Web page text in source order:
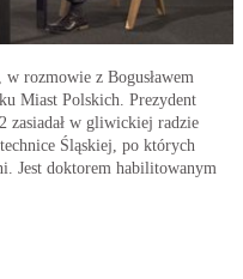
rozmowie z Bogusławem
Miast Polskich. Prezydent
zasiadał w gliwickiej radzie
Śląskiej, po których
Jest doktorem habilitowanym